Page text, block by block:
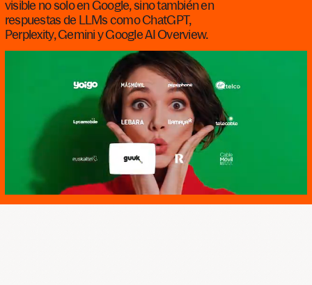
visible no solo en Google, sino también en
respuestas de LLMs como ChatGPT,
Perplexity, Gemini y Google AI Overview.